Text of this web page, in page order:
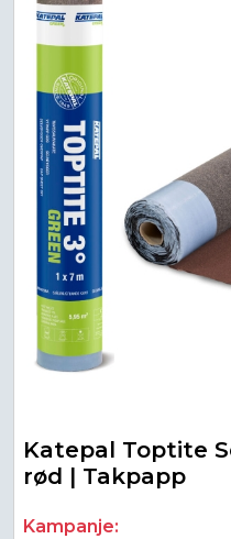
Katepal Toptite
rød | Takpapp
Kampanje: